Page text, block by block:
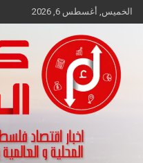
Skip
to
الخميس, أغسطس 6, 2026